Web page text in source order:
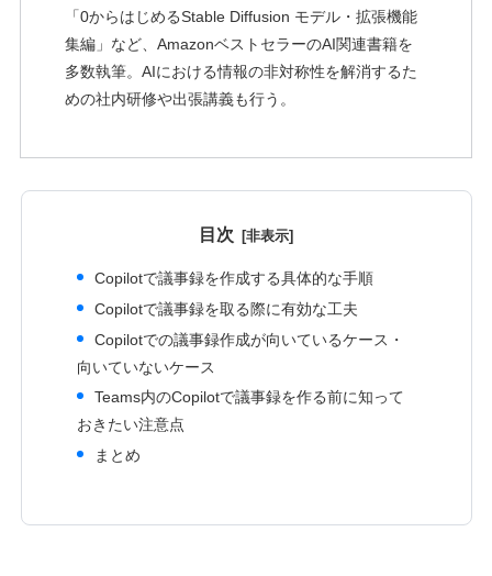
「0からはじめるStable Diffusion モデル・拡張機能
集編」など、AmazonベストセラーのAI関連書籍を
多数執筆。AIにおける情報の非対称性を解消するた
めの社内研修や出張講義も行う。
目次
Copilotで議事録を作成する具体的な手順
Copilotで議事録を取る際に有効な工夫
Copilotでの議事録作成が向いているケース・
向いていないケース
Teams内のCopilotで議事録を作る前に知って
おきたい注意点
まとめ